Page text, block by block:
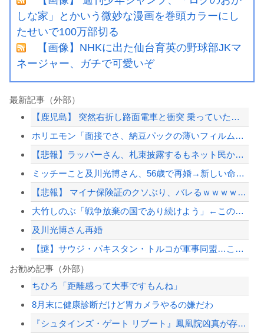
しな家」とかいう微妙な漫画を巻頭カラーにし
たせいで100万部切る
【画像】NHKに出た仙台育英の野球部JKマ
ネージャー、ガチで可愛いぞ
最新記事（外部）
【鹿児島】 突然右折し路面電車と衝突 乗っていた男女3人は車を放置しダッシュで逃...
ホリエモン「面接でさ、納豆パックの薄いフィルムって何のために入っていの？って聞く...
【悲報】ラッパーさん、札束披露するもネット民から「新社会人の初ボーナスくらいしか...
ミッチーこと及川光博さん、56歳で再婚→新しい命まで授かるｗｗｗｗｗ
【悲報】 マイナ保険証のクソぶり、バレるｗｗｗｗｗｗｗｗｗ
大竹しのぶ「戦争放棄の国であり続けよう」←この投稿が話題に
及川光博さん再婚
【謎】サウジ・パキスタン・トルコが軍事同盟…これどこと戦う気？
［社説］永住厳格化で外国人の定着意欲をそぐな
国税不祥事、「前例ない事態次々」に危機感 「パパ活」、情報漏えいも
お勧め記事（外部）
ちひろ「距離感って大事ですもんね」
8月末に健康診断だけど胃カメラやるの嫌だわ
『シュタインズ・ゲート リブート』鳳凰院凶真が存在しないγ（ガンマ）世界線が追加...